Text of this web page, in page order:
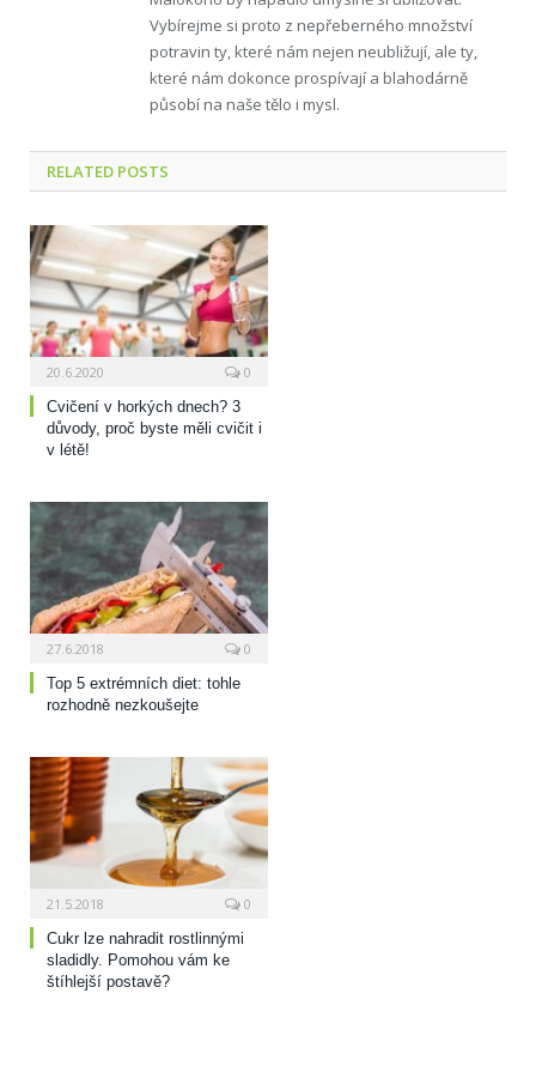
Vybírejme si proto z nepřeberného množství
potravin ty, které nám nejen neubližují, ale ty,
které nám dokonce prospívají a blahodárně
působí na naše tělo i mysl.
RELATED POSTS
20.6.2020
0
Cvičení v horkých dnech? 3
důvody, proč byste měli cvičit i
v létě!
27.6.2018
0
Top 5 extrémních diet: tohle
rozhodně nezkoušejte
21.5.2018
0
Cukr lze nahradit rostlinnými
sladidly. Pomohou vám ke
štíhlejší postavě?